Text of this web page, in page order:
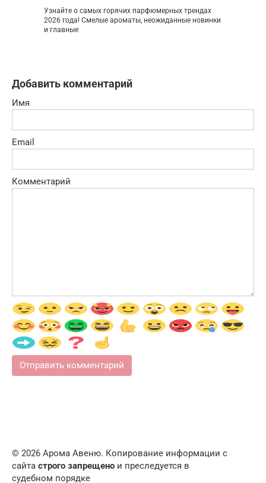
Узнайте о самых горячих парфюмерных трендах
2026 года! Смелые ароматы, неожиданные новинки
и главные
Добавить комментарий
Имя
Email
Комментарий
© 2026 Арома Авеню. Копирование информации с
сайта строго запрещено и преследуется в
судебном порядке